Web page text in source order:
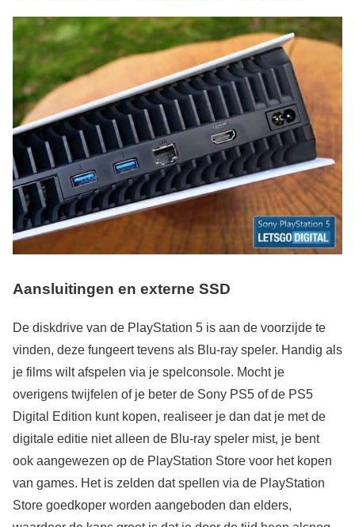
Aansluitingen en externe SSD
De diskdrive van de PlayStation 5 is aan de voorzijde te
vinden, deze fungeert tevens als Blu-ray speler. Handig als
je films wilt afspelen via je spelconsole. Mocht je
overigens twijfelen of je beter de Sony PS5 of de PS5
Digital Edition kunt kopen, realiseer je dan dat je met de
digitale editie niet alleen de Blu-ray speler mist, je bent
ook aangewezen op de PlayStation Store voor het kopen
van games. Het is zelden dat spellen via de PlayStation
Store goedkoper worden aangeboden dan elders,